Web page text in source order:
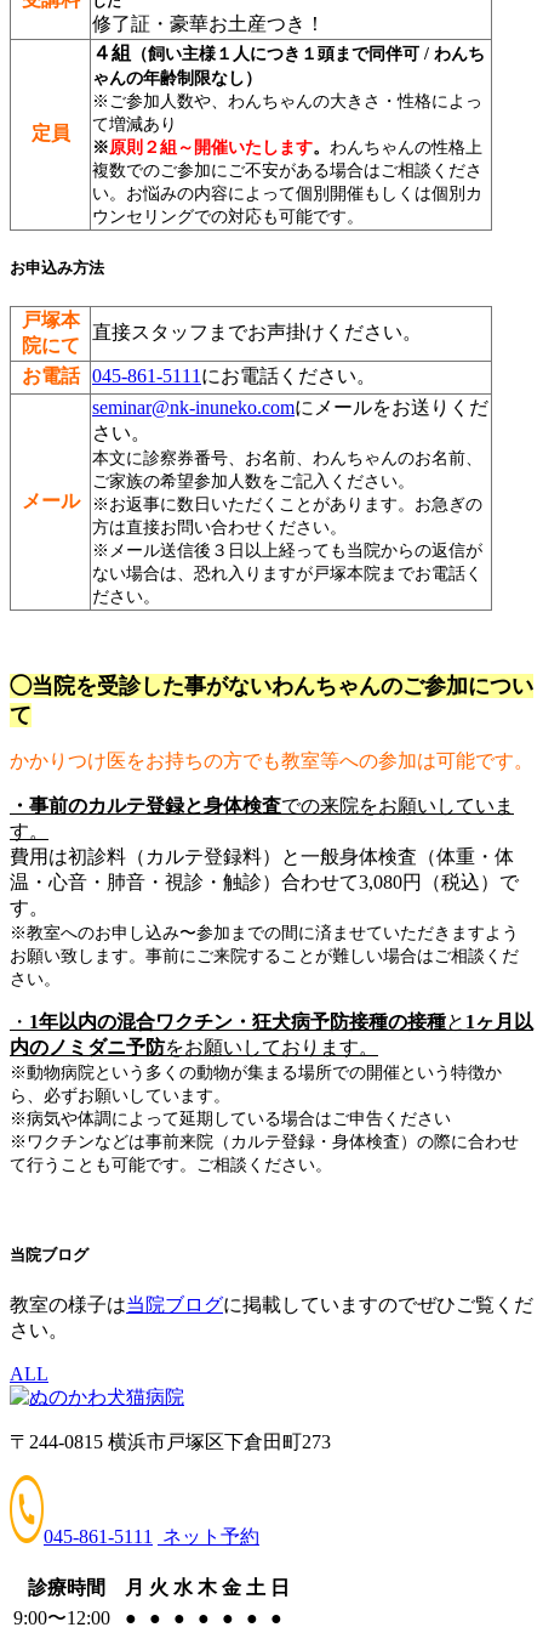
修了証・豪華お土産つき！
定員
４組
（飼い主様１人につき１頭まで同伴可 / わんち
ゃんの年齢制限なし）
※ご参加人数や、わんちゃんの大きさ・性格によっ
て増減あり
※原則２組～開催いたします。 わんちゃんの性格上
複数でのご参加にご不安がある場合はご相談くださ
い。お悩みの内容によって個別開催もしくは個別カ
ウンセリングでの対応も可能です。
お申込み方法
戸塚本
院にて
直接スタッフまでお声掛けください。
お電話 045-861-5111 にお電話ください。
メール
seminar@nk-inuneko.comにメールをお送りくだ
さい。
本文に診察券番号、お名前、わんちゃんのお名前、
ご家族の希望参加人数をご記入ください。
※お返事に数日いただくことがあります。お急ぎの
方は直接お問い合わせください。
※メール送信後３日以上経っても当院からの返信が
ない場合は、恐れ入りますが戸塚本院までお電話く
ださい。
◯当院を受診した事がないわんちゃんのご参加につい
て
かかりつけ医をお持ちの方でも教室等への参加は可能です。
・事前のカルテ登録と身体検査での来院をお願いしていま
す。
費用は初診料（カルテ登録料）と一般身体検査（体重・体
温・心音・肺音・視診・触診）合わせて3,080円（税込）で
す。
※教室へのお申し込み〜参加までの間に済ませていただきますよう
お願い致します。事前にご来院することが難しい場合はご相談くだ
さい。
・ 1年以内の混合ワクチン・狂犬病予防接種の接種と 1ヶ月以
内のノミダニ予防をお願いしております。
※動物病院という多くの動物が集まる場所での開催という特徴か
ら、必ずお願いしています。
※病気や体調によって延期している場合はご申告ください
※ワクチンなどは事前来院（カルテ登録・身体検査）の際に合わせ
て行うことも可能です。ご相談ください。
当院ブログ
教室の様子は当院ブログに掲載していますのでぜひご覧くだ
さい。
ALL
〒244-0815 横浜市戸塚区下倉田町273
045-861-5111 ネット予約
診療時間 月 火 水 木 金 土 日
9:00〜12:00
● ● ● ● ● ●
●